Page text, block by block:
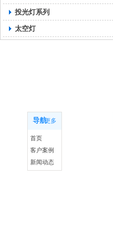
投光灯系列
太空灯
导航更多
首页
客户案例
新闻动态